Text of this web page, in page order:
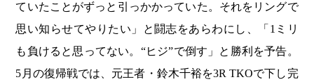
ていたことがずっと引っかかっていた。それをリングで
思い知らせてやりたい」と闘志をあらわにし、「1ミリ
も負けると思ってない。“ヒジ”で倒す」と勝利を予告。
5月の復帰戦では、元王者・鈴木千裕を3R TKOで下し完